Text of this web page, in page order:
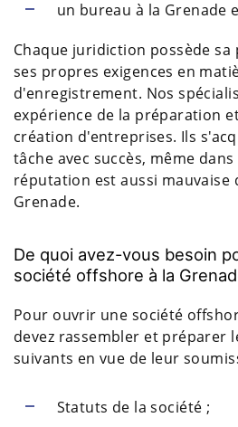
un bureau à la Grenade
Chaque juridiction possède
ses propres exigences en
d'enregistrement. Nos
expérience de la préparation
création d'entreprises. Ils
tâche avec succès, même
réputation est aussi mauvaise
Grenade.
De quoi avez-vous besoin
société offshore à la
Pour ouvrir une société
devez rassembler et préparer
suivants en vue de leur
Statuts de la société ;